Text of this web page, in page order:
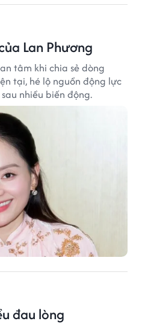
Lan Phương
tâm khi chia sẻ dòng
tại, hé lộ nguồn động lực
nhiều biến động.
đau lòng